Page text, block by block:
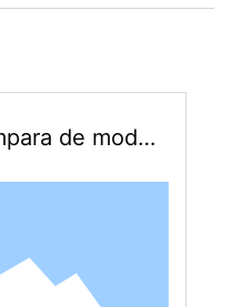
de model